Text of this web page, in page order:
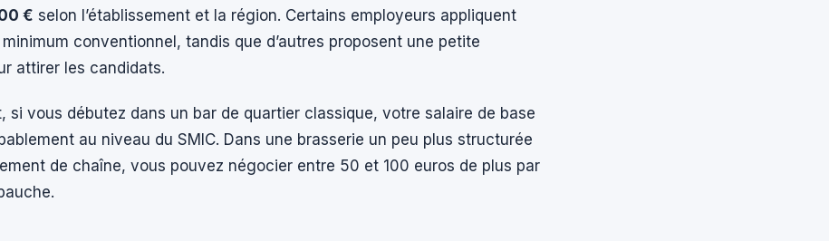
€ selon l’établissement et la région. Certains employeurs appliquent
conventionnel, tandis que d’autres proposent une petite
attirer les candidats.
si vous débutez dans un bar de quartier classique, votre salaire de base
au niveau du SMIC. Dans une brasserie un peu plus structurée
de chaîne, vous pouvez négocier entre 50 et 100 euros de plus par